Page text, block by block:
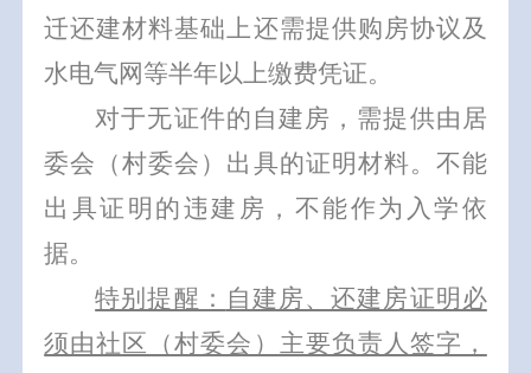
迁还建材料基础上还需提供购房协议及
水电气网等半年以上缴费凭证。
对于无证件的自建房，需提供由居
委会（村委会）出具的证明材料。不能
出具证明的违建房，不能作为入学依
据。
特别提醒： 自建房、还建房证明必
须由社区（村委会）主要负责人签字，